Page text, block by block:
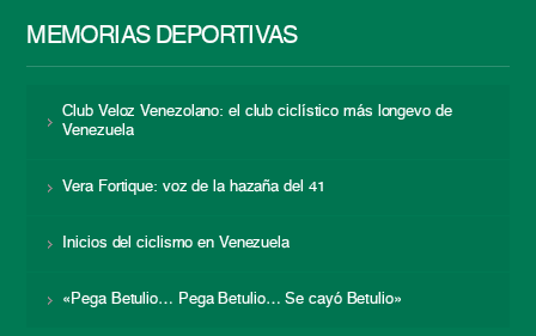
MEMORIAS DEPORTIVAS
Club Veloz Venezolano: el club ciclístico más longevo de
Venezuela
Vera Fortique: voz de la hazaña del 41
Inicios del ciclismo en Venezuela
«Pega Betulio… Pega Betulio… Se cayó Betulio»